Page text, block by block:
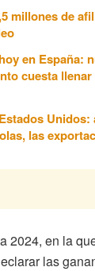
millones de
en España:
cuesta
las
2024, en la
las